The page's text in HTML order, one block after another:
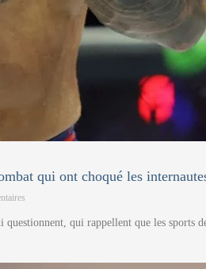
qui ont choqué les
qui rappellent que les sports